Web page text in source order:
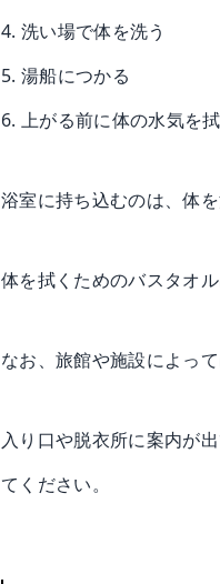
4. 洗い場で体を洗う
5. 湯船につかる
6. 上がる前に体の水気を
浴室に持ち込むのは、体
体を拭くためのバスタオ
なお、旅館や施設によっ
入り口や脱衣所に案内が
てください。